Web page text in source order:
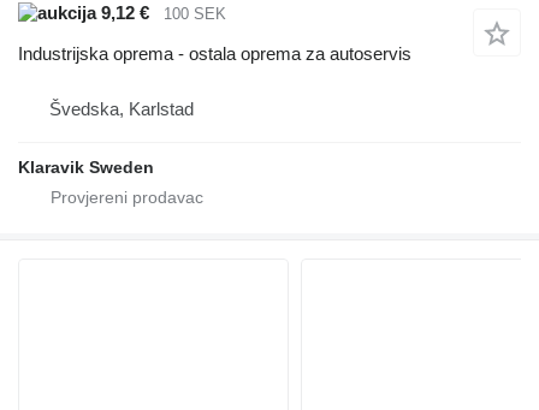
9,12 €
100 SEK
Industrijska oprema - ostala oprema za autoservis
Švedska, Karlstad
Klaravik Sweden